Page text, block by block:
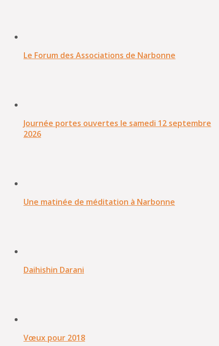
Le Forum des Associations de Narbonne
Journée portes ouvertes le samedi 12 septembre
2026
Une matinée de méditation à Narbonne
Daihishin Darani
Vœux pour 2018